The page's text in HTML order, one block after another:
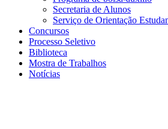
Secretaria de Alunos
Serviço de Orientação
Concursos
Processo Seletivo
Biblioteca
Mostra de Trabalhos
Notícias